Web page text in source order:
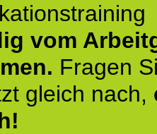
vom
Fragen
gleich nach,